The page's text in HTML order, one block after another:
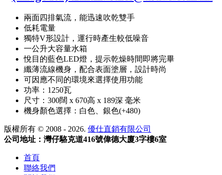
兩面四排氣流，能迅速吹乾雙手
低耗電量
獨特V形設計，運行時產生較低噪音
一公升大容量水箱
悅目的藍色LED燈，提示乾燥時間即將完畢
纖薄流線機身，配合表面塗層，設計時尚
可因應不同的環境來選擇使用功能
功率：1250瓦
尺寸：300闊 x 670高 x 189深 毫米
機身顏色選擇：白色、銀色(+480)
版權所有 © 2008 - 2026. 優仕直銷有限公司
公司地址：灣仔駱克道416號偉德大廈3字樓6室
首頁
聯絡我們